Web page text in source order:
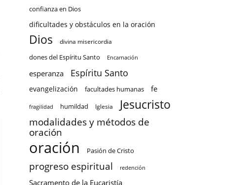
confianza en Dios
dificultades y obstáculos en la oración
Dios divina misericordia
dones del Espíritu Santo Encarnación
esperanza Espíritu Santo
evangelización facultades humanas fe
fragilidad humildad Iglesia Jesucristo
modalidades y métodos de
oración
oración Pasión de Cristo
progreso espiritual redención
Sacramento de la Eucaristía